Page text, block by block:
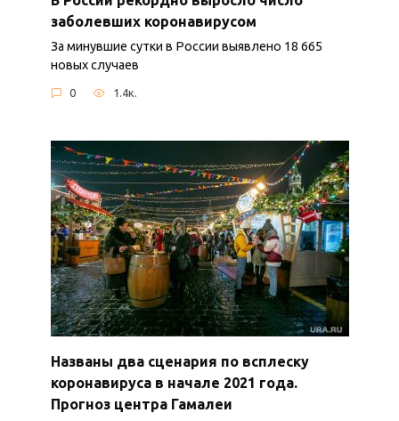
заболевших коронавирусом
За минувшие сутки в России выявлено 18 665
новых случаев
0 1.4к.
Названы два сценария по всплеску
коронавируса в начале 2021 года.
Прогноз центра Гамалеи